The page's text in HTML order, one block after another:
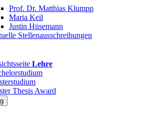
Prof. Dr. Matthias Klumpp
Maria Keil
Justin Hüsemann
Stellenausschreibungen
Lehre
Thesis Award